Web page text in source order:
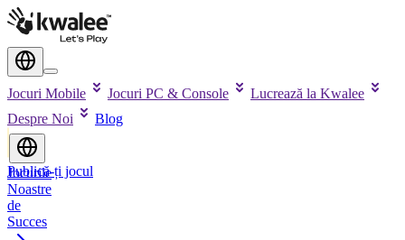
Jocuri Mobile Jocuri PC & Console
Lucrează la Kwalee
Despre Noi
Blog
Publică-ți jocul
Jocurile
Noastre
de
Succes